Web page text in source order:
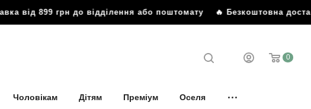
від 899 грн до відділення або поштомату🔥 Безкоштовна
0
Чоловікам Дітям Преміум Оселя